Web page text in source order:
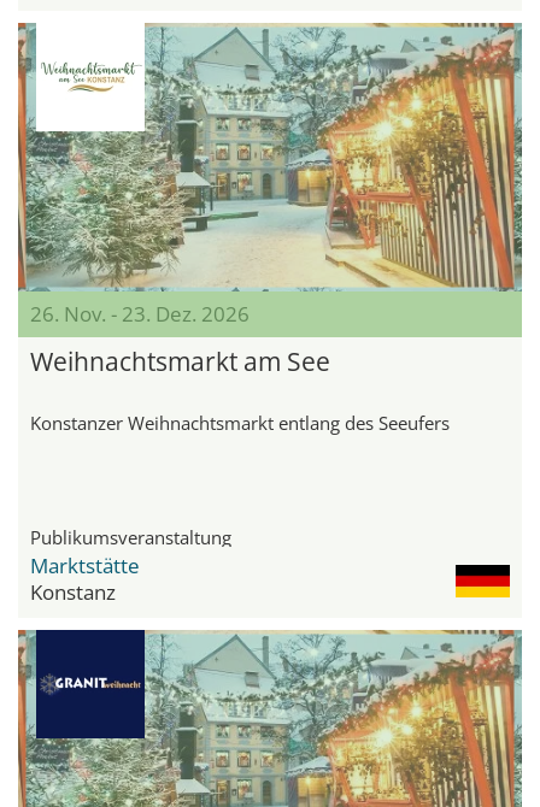
26. Nov. - 23. Dez. 2026
Weihnachtsmarkt am See
Konstanzer Weihnachtsmarkt entlang des Seeufers
Publikumsveranstaltung
Marktstätte
Konstanz